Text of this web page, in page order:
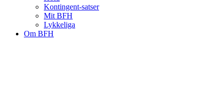
Kontingent-satser
Mit BFH
Lykkeliga
Om BFH